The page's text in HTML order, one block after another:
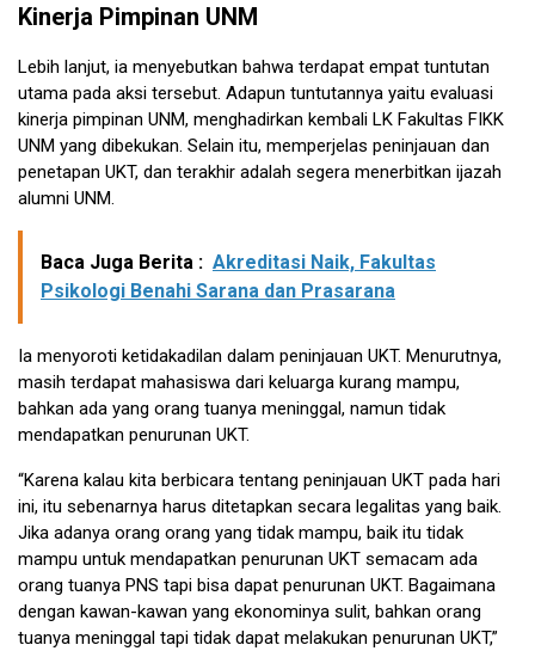
Kinerja Pimpinan UNM
Lebih lanjut, ia menyebutkan bahwa terdapat empat tuntutan
utama pada aksi tersebut. Adapun tuntutannya yaitu evaluasi
kinerja pimpinan UNM, menghadirkan kembali LK Fakultas FIKK
UNM yang dibekukan. Selain itu, memperjelas peninjauan dan
penetapan UKT, dan terakhir adalah segera menerbitkan ijazah
alumni UNM.
Baca Juga Berita : Akreditasi Naik, Fakultas
Psikologi Benahi Sarana dan Prasarana
Ia menyoroti ketidakadilan dalam peninjauan UKT. Menurutnya,
masih terdapat mahasiswa dari keluarga kurang mampu,
bahkan ada yang orang tuanya meninggal, namun tidak
mendapatkan penurunan UKT.
“Karena kalau kita berbicara tentang peninjauan UKT pada hari
ini, itu sebenarnya harus ditetapkan secara legalitas yang baik.
Jika adanya orang orang yang tidak mampu, baik itu tidak
mampu untuk mendapatkan penurunan UKT semacam ada
orang tuanya PNS tapi bisa dapat penurunan UKT. Bagaimana
dengan kawan-kawan yang ekonominya sulit, bahkan orang
tuanya meninggal tapi tidak dapat melakukan penurunan UKT,”